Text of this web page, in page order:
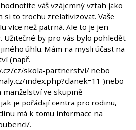
váš vzájemný vztah jako
si to trochu zrelativizovat. Vaše
více než patrná. Ale to je jen
Užitečné by pro vás bylo pohledět
úhlu. Mám na mysli účast na
(např.
cz/skola-partnerstvi/ nebo
index.php?clanek=11 )nebo
manželství ve skupině
je pořádají centra pro rodinu,
má k tomu informace na
.